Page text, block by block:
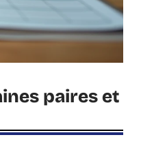
paires et